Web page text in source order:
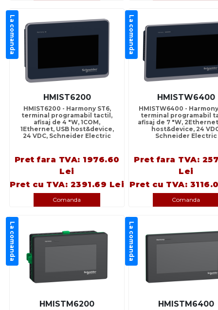
La comanda
HMIST6200
HMIST6200 - Harmony ST6,
terminal programabil tactil,
afisaj de 4 "W, 1COM,
1Ethernet, USB host&device,
24 VDC, Schneider Electric
Pret fara TVA: 1976.60
Lei
Pret cu TVA: 2391.69 Lei
Comanda
La comanda
HMISTW6400
HMISTW6400 -
terminal programabil
afisaj de 7 "W,
host&device, 24
Schneider Electric
Pret fara TVA:
Lei
Pret cu TVA:
Comanda
La comanda
HMISTM6200
La comanda
HMISTM6400